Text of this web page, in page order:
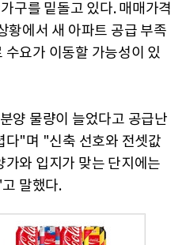
구를 밑돌고 있다. 매매가격
황에서 새 아파트 공급 부족
요가 이동할 가능성이 있
양 물량이 늘었다고 공급난
다"며 "신축 선호와 전셋값
와 입지가 맞는 단지에는
말했다.